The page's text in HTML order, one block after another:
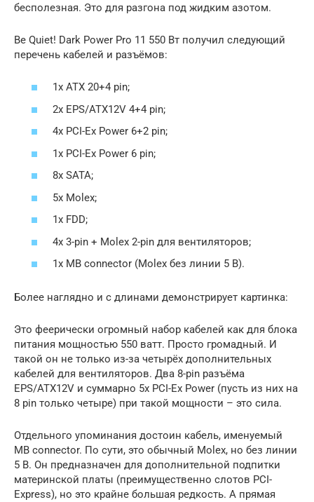
бесполезная. Это для разгона под жидким азотом.
Be Quiet! Dark Power Pro 11 550 Вт получил следующий
перечень кабелей и разъёмов:
1x ATX 20+4 pin;
2x EPS/ATX12V 4+4 pin;
4x PCI-Ex Power 6+2 pin;
1x PCI-Ex Power 6 pin;
8x SATA;
5x Molex;
1x FDD;
4x 3-pin + Molex 2-pin для вентиляторов;
1x MB connector (Molex без линии 5 В).
Более наглядно и с длинами демонстрирует картинка:
Это феерически огромный набор кабелей как для блока
питания мощностью 550 ватт. Просто громадный. И
такой он не только из-за четырёх дополнительных
кабелей для вентиляторов. Два 8-pin разъёма
EPS/ATX12V и суммарно 5х PCI-Ex Power (пусть из них на
8 pin только четыре) при такой мощности – это сила.
Отдельного упоминания достоин кабель, именуемый
MB connector. По сути, это обычный Molex, но без линии
5 В. Он предназначен для дополнительной подпитки
материнской платы (преимущественно слотов PCI-
Express), но это крайне большая редкость. А прямая